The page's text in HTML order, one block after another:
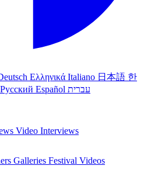
Ελληνικά Italiano 日本語 한
Русский Español עברית
Video Interviews
Galleries Festival Videos